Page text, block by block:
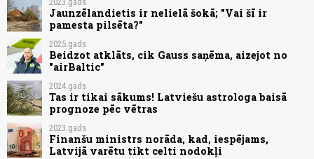
Jaunzēlandietis ir nelielā šokā; "Vai šī ir
pamesta pilsēta?"
2025.gads
Beidzot atklāts, cik Gauss saņēma, aizejot no
"airBaltic"
2024.gads
Tas ir tikai sākums! Latviešu astrologa baisā
prognoze pēc vētras
2023.gads
Finanšu ministrs norāda, kad, iespējams,
Latvijā varētu tikt celti nodokļi